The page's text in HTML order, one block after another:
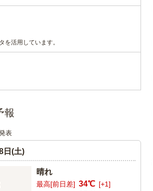
活用しています。
報
表
日(土)
晴れ
最高[前日差] 34℃ [+1]